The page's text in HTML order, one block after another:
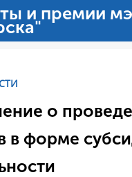
и премии
о
в форме